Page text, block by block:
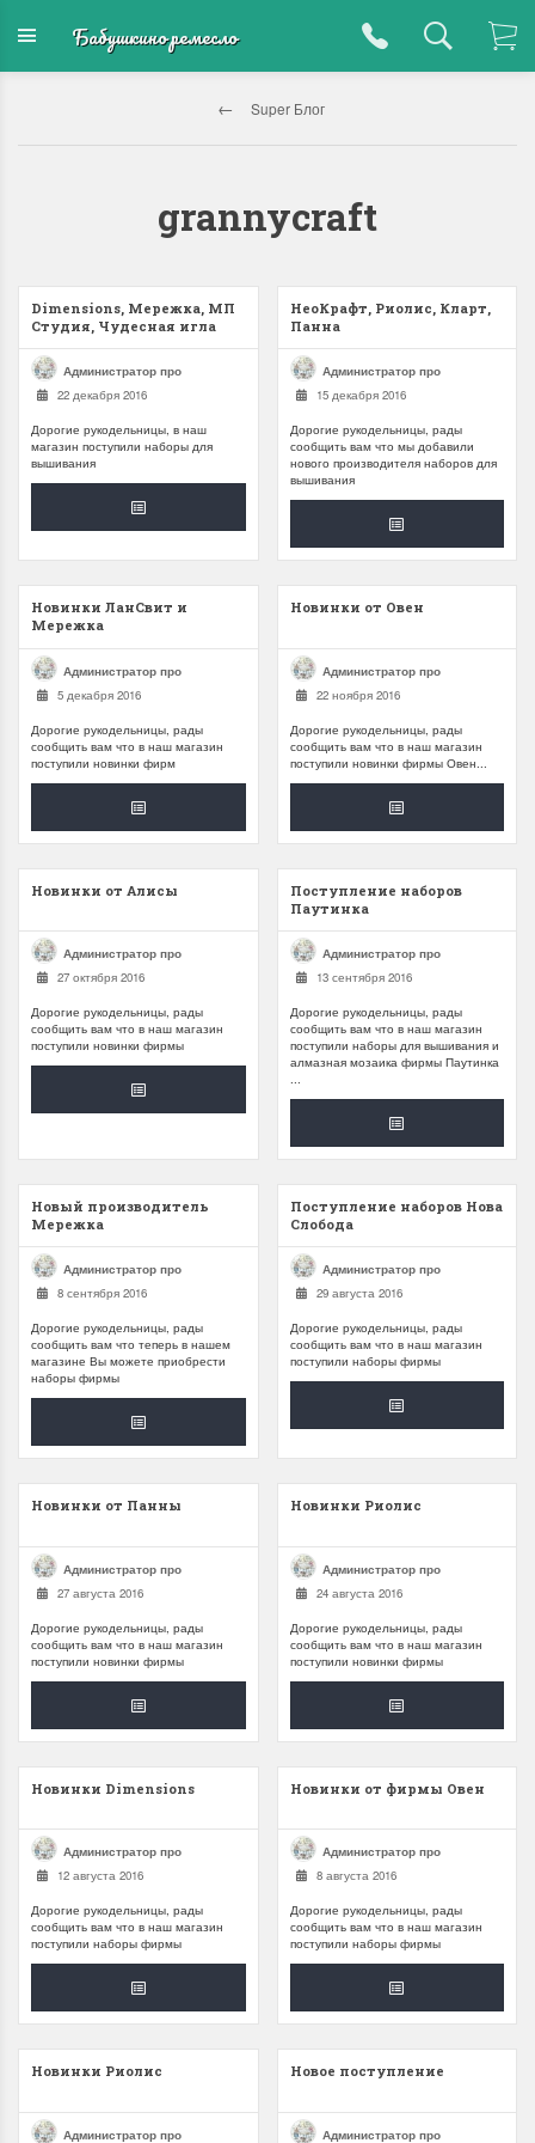
Бабушкино ремесло
Super Блог
grannycraft
Dimensions, Мережка, МП
Студия, Чудесная игла
Администратор про
22 декабря 2016
Дорогие рукодельницы, в наш
магазин поступили наборы для
вышивания
НеоКрафт, Риолис, Кларт,
Панна
Администратор про
15 декабря 2016
Дорогие рукодельницы, рады
сообщить вам что мы добавили
нового производителя наборов для
вышивания
Новинки ЛанСвит и
Мережка
Администратор про
5 декабря 2016
Дорогие рукодельницы, рады
сообщить вам что в наш магазин
поступили новинки фирм
Новинки от Овен
Администратор про
22 ноября 2016
Дорогие рукодельницы, рады
сообщить вам что в наш магазин
поступили новинки фирмы Овен...
Новинки от Алисы
Администратор про
27 октября 2016
Дорогие рукодельницы, рады
сообщить вам что в наш магазин
поступили новинки фирмы
Поступление наборов
Паутинка
Администратор про
13 сентября 2016
Дорогие рукодельницы, рады
сообщить вам что в наш магазин
поступили наборы для вышивания и
алмазная мозаика фирмы Паутинка
...
Новый производитель
Мережка
Администратор про
8 сентября 2016
Дорогие рукодельницы, рады
сообщить вам что теперь в нашем
магазине Вы можете приобрести
наборы фирмы
Поступление наборов Нова
Слобода
Администратор про
29 августа 2016
Дорогие рукодельницы, рады
сообщить вам что в наш магазин
поступили наборы фирмы
Новинки от Панны
Администратор про
27 августа 2016
Дорогие рукодельницы, рады
сообщить вам что в наш магазин
поступили новинки фирмы
Новинки Риолис
Администратор про
24 августа 2016
Дорогие рукодельницы, рады
сообщить вам что в наш магазин
поступили новинки фирмы
Новинки Dimensions
Администратор про
12 августа 2016
Дорогие рукодельницы, рады
сообщить вам что в наш магазин
поступили наборы фирмы
Новинки от фирмы Овен
Администратор про
8 августа 2016
Дорогие рукодельницы, рады
сообщить вам что в наш магазин
поступили наборы фирмы
Новинки Риолис
Администратор про
Новое поступление
Администратор про